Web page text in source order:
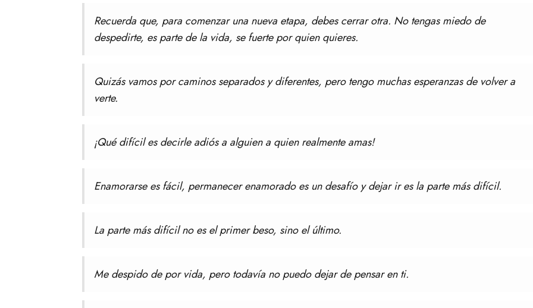
Recuerda que, para comenzar una nueva etapa, debes cerrar otra. No tengas miedo de
despedirte, es parte de la vida, se fuerte por quien quieres.
Quizás vamos por caminos separados y diferentes, pero tengo muchas esperanzas de volver a
verte.
¡Qué difícil es decirle adiós a alguien a quien realmente amas!
Enamorarse es fácil, permanecer enamorado es un desafío y dejar ir es la parte más difícil.
La parte más difícil no es el primer beso, sino el último.
Me despido de por vida, pero todavía no puedo dejar de pensar en ti.